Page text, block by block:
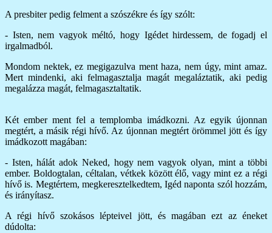
A presbiter pedig felment a szószékre és így szólt:
- Isten, nem vagyok méltó, hogy Igédet hirdessem, de fogadj el
irgalmadból.
Mondom nektek, ez megigazulva ment haza, nem úgy, mint amaz.
Mert mindenki, aki felmagasztalja magát megaláztatik, aki pedig
megalázza magát, felmagasztaltatik.
Két ember ment fel a templomba imádkozni. Az egyik újonnan
megtért, a másik régi hívő. Az újonnan megtért örömmel jött és így
imádkozott magában:
- Isten, hálát adok Neked, hogy nem vagyok olyan, mint a többi
ember. Boldogtalan, céltalan, vétkek között élő, vagy mint ez a régi
hívő is. Megtértem, megkeresztelkedtem, Igéd naponta szól hozzám,
és irányítasz.
A régi hívő szokásos lépteivel jött, és magában ezt az éneket
dúdolta: